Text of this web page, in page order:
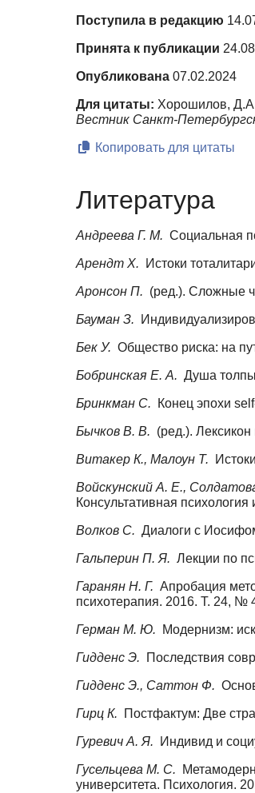
Поступила в редакцию
Принята к публикации
Опубликована 07.02.2024
Для цитаты: Хорошилов, Д.А.
Вестник Санкт-
Копировать для цитаты
Литература
Андреева Г. М. Социальная
Арендт Х. Истоки
Аронсон П. (ред.). Сложные
Бауман З.
Бек У. Общество риска: на
Бобринская Е. А. Душа
Бринкман С. Конец эпохи
Бычков В. В. (ред.).
Витакер К., Малоун Т.
Войскунский А. Е.,
Консультативная
Волков С. Диалоги с
Гальперин П. Я. Лекции по
Гаранян Н. Г. Апробация
психотерапия. 2016. Т. 24, №
Герман М. Ю. Модернизм:
Гидденс Э. Последствия
Гидденс Э., Саттон Ф.
Гирц К. Постфактум: Две
Гуревич А. Я. Индивид и
Гусельцева М. С.
университета. Психология.